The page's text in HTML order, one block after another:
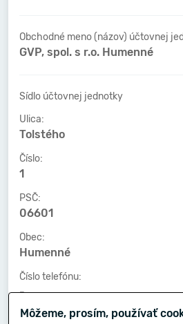
Obchodné meno (názov) účtovnej
GVP, spol. s r.o. Humenné
Sídlo účtovnej jednotky
Ulica:
Tolstého
Číslo:
1
PSČ:
06601
Obec:
Humenné
Číslo telefónu:
-
Číslo faxu:
Môžeme, prosím, používať